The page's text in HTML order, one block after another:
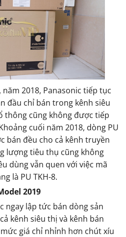
2018, Panasonic tiếp tục
đầu chỉ bán trong kênh siêu
thông cũng không được tiếp
cuối năm 2018, dòng PU
bán đều cho cả kênh truyền
lượng tiêu thụ cũng không
dùng vẫn quen với việc mã
là PU TKH-8.
2019
ngay lập tức bán dòng sản
kênh siêu thị và kênh bán
giá chỉ nhỉnh hơn chút xíu